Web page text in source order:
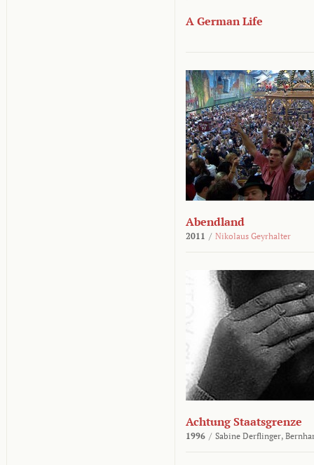
A German Life
Abendland
2011 / Nikolaus Geyrhalter
Achtung Staatsgrenze
1996 / Sabine Derflinger,